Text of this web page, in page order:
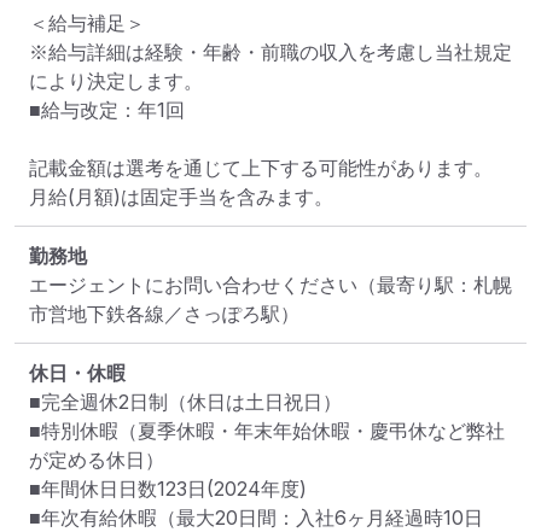
＜給与補足＞
※給与詳細は経験・年齢・前職の収入を考慮し当社規定
により決定します。
■給与改定：年1回
記載金額は選考を通じて上下する可能性があります。
月給(月額)は固定手当を含みます。
勤務地
エージェントにお問い合わせください （最寄り駅：札幌
市営地下鉄各線／さっぽろ駅）
休日・休暇
■完全週休2日制（休日は土日祝日）
■特別休暇（夏季休暇・年末年始休暇・慶弔休など弊社
が定める休日）
■年間休日日数123日(2024年度)
■年次有給休暇（最大20日間：入社6ヶ月経過時10日